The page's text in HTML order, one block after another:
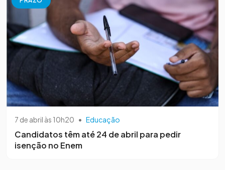
7 de abril às 10h20 • Educação
Candidatos têm até 24 de abril para pedir
isenção no Enem